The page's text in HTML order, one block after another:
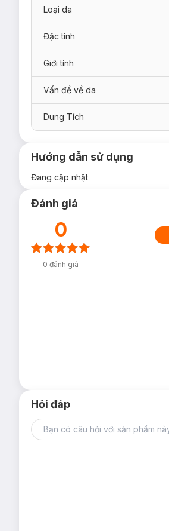
Loại da
Đặc tính
Giới tính
Vấn đề về da
Dung Tích
Hướng dẫn sử dụng
Đang cập nhật
Đánh giá
0
0 đánh giá
Hỏi đáp